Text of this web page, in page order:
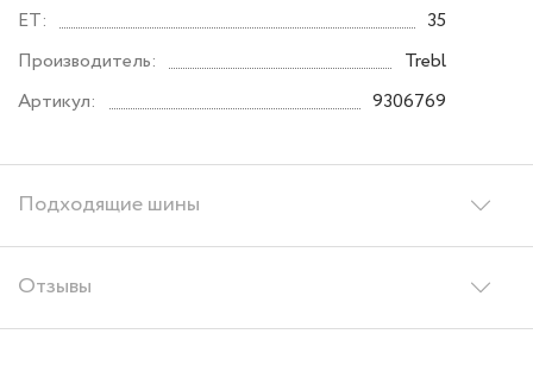
Подходящие шины
Отзывы
ET:
35
Производитель:
Trebl
Артикул:
9306769